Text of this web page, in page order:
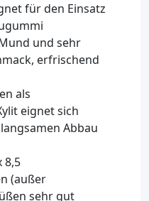
für den Einsatz
und sehr
erfrischend
als
eignet sich
Abbau
8,5
(außer
sehr gut